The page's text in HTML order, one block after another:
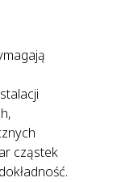
cząstek